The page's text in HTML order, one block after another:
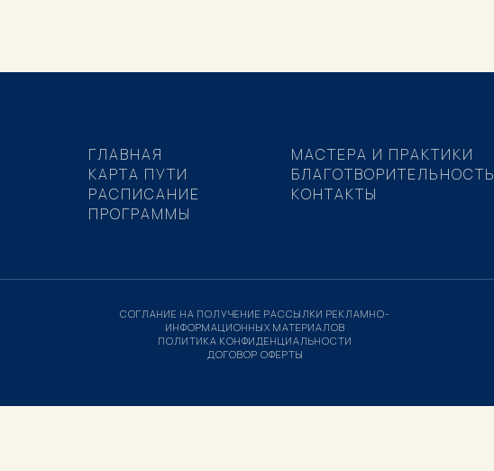
ГЛАВНАЯ
КАРТА ПУТИ
РАСПИСАНИЕ
ПРОГРАММЫ
МАСТЕРА И ПРАКТИКИ
БЛАГОТВОРИТЕЛЬНОСТЬ
КОНТАКТЫ
СОГЛАНИЕ НА ПОЛУЧЕНИЕ РАССЫЛКИ РЕКЛАМНО-
ИНФОРМАЦИОННЫХ МАТЕРИАЛОВ
ПОЛИТИКА КОНФИДЕНЦИАЛЬНОСТИ
ДОГОВОР ОФЕРТЫ